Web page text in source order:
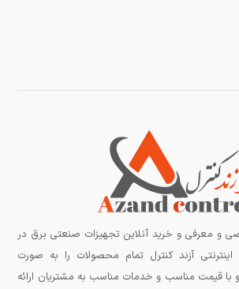
و معرفی و خرید آنلاین تجهیزات صنعتی برق در
آزند کنترل تمام محصولات را به صورت
قیمت مناسب و خدمات مناسب به مشتریان ارائه